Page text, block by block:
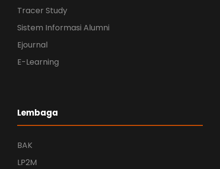
Tracer Study
Sistem Informasi Alumni
Ejournal
E-Learning
Lembaga
BAK
LP2M